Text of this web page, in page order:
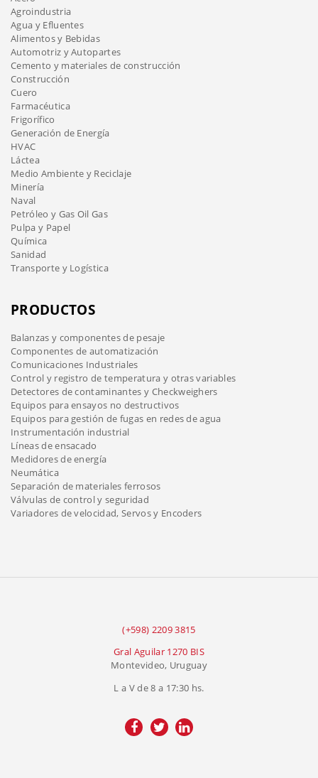
Agroindustria
Agua y Efluentes
Alimentos y Bebidas
Automotriz y Autopartes
Cemento y materiales de construcción
Construcción
Cuero
Farmacéutica
Frigorífico
Generación de Energía
HVAC
Láctea
Medio Ambiente y Reciclaje
Minería
Naval
Petróleo y Gas Oil Gas
Pulpa y Papel
Química
Sanidad
Transporte y Logística
PRODUCTOS
Balanzas y componentes de pesaje
Componentes de automatización
Comunicaciones Industriales
Control y registro de temperatura y otras variables
Detectores de contaminantes y Checkweighers
Equipos para ensayos no destructivos
Equipos para gestión de fugas en redes de agua
Instrumentación industrial
Líneas de ensacado
Medidores de energía
Neumática
Separación de materiales ferrosos
Válvulas de control y seguridad
Variadores de velocidad, Servos y Encoders
(+598) 2209 3815
Gral Aguilar 1270 BIS
Montevideo, Uruguay
L a V de 8 a 17:30 hs.